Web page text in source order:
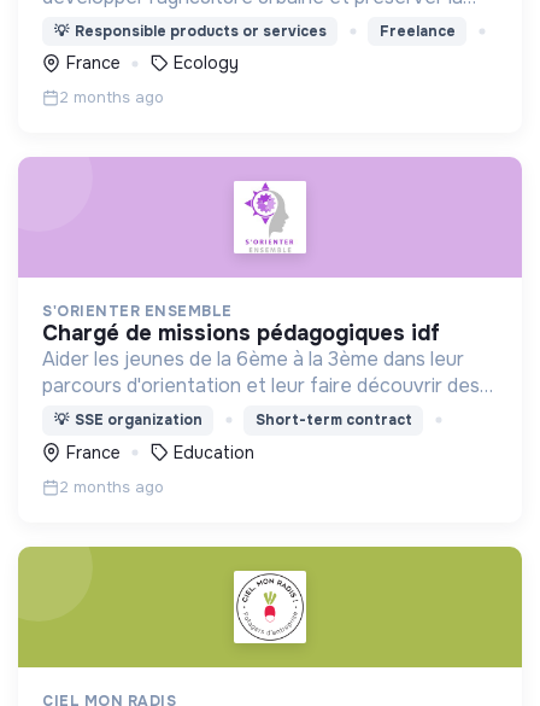
biodiversité.
💡 Responsible products or services Freelance
France Ecology
2 months ago
S'ORIENTER ENSEMBLE
chargé de missions pédagogiques idf
Aider les jeunes de la 6ème à la 3ème dans leur
parcours d'orientation et leur faire découvrir des
domaines d'activités de manière ludique.
💡 SSE organization Short-term contract
France Education
2 months ago
CIEL MON RADIS